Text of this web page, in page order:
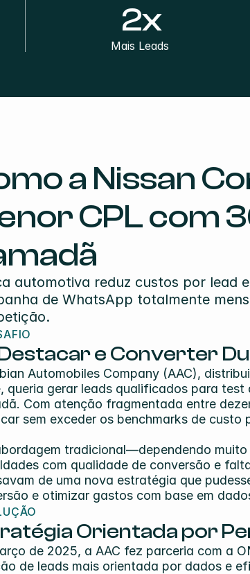
2x
Mais Leads
a Nissan
CPL com
automotiva reduz custos por lead
de WhatsApp totalmente
e Converter
Automobiles Company (AAC),
queria gerar leads qualificados para
Com atenção fragmentada entre
sem exceder os benchmarks de custo
tradicional—dependendo
com qualidade de conversão e
de uma nova estratégia que
e otimizar gastos com base em
Orientada por
de 2025, a AAC fez parceria com a
de leads mais orientada por dados e